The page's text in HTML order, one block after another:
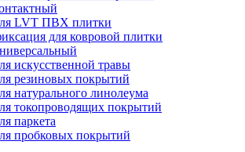
LVT ПВХ плитки
для ковровой плитки
искусственной травы
резиновых покрытий
натурального линолеума
токопроводящих покрытий
паркета
пробковых покрытий